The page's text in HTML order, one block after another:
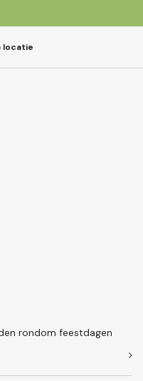
locatie
rondom feestdagen